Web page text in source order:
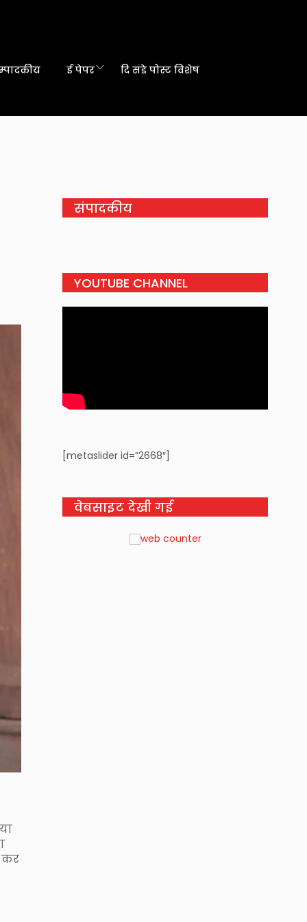
ई पेपर दि संडे पोस्ट विशेष
कर
संपादकीय
YOUTUBE CHANNEL
[metaslider id=”2668″]
वेबसाइट देखी गई